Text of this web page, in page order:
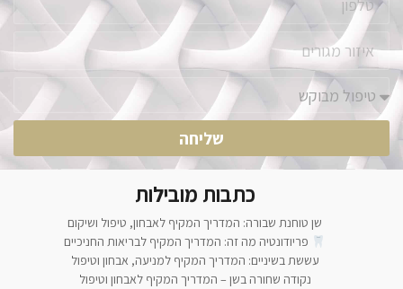
שליחה
כתבות מובילות
שן טוחנת שבורה: המדריך המקיף לאבחון, טיפול ושיקום
פריודונטיה מה זה: המדריך המקיף לבריאות החניכיים
עששת בשיניים: המדריך המקיף למניעה, אבחון וטיפול
נקודה שחורה בשן – המדריך המקיף לאבחון וטיפול